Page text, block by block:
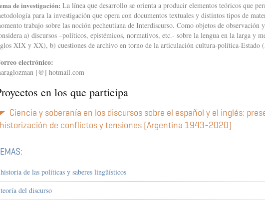
de investigación: La línea que desarrollo se orienta a producir elementos teóricos que
para la investigación que opera con documentos textuales y distintos tipos de
trabajo sobre las noción pecheutiana de Interdiscurso. Como objetos de observación
a) discursos –políticos, epistémicos, normativos, etc.- sobre la lengua en la larga y
XIX y XX), b) cuestiones de archivo en torno de la articulación cultura-política-Estado
electrónico:
[@] hotmail.com
en los que participa
Ciencia y soberanía en los discursos sobre el español y el inglés:
historización de conflictos y tensiones (Argentina 1943-2020)
historia de las políticas y saberes lingüísticos
teoría del discurso